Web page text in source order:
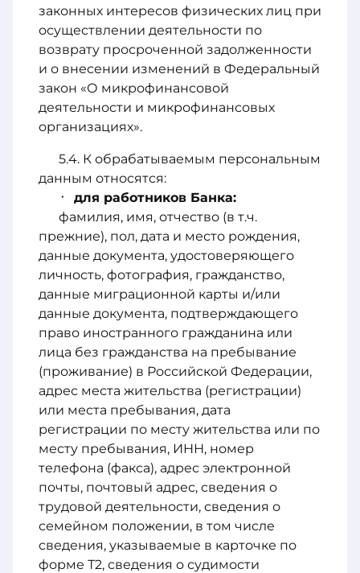
законных интересов физических лиц при
осуществлении деятельности по
возврату просроченной задолженности
и о внесении изменений в Федеральный
закон «О микрофинансовой
деятельности и микрофинансовых
организациях».
К обрабатываемым персональным
данным относятся:
для работников Банка:
фамилия, имя, отчество (в т.ч.
прежние), пол, дата и место рождения,
данные документа, удостоверяющего
личность, фотография, гражданство,
данные миграционной карты и/или
данные документа, подтверждающего
право иностранного гражданина или
лица без гражданства на пребывание
(проживание) в Российской Федерации,
адрес места жительства (регистрации)
или места пребывания, дата
регистрации по месту жительства или по
месту пребывания, ИНН, номер
телефона (факса), адрес электронной
почты, почтовый адрес, сведения о
трудовой деятельности, сведения о
семейном положении, в том числе
сведения, указываемые в карточке по
форме Т2, сведения о судимости